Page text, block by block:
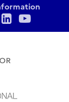
LinkedIn